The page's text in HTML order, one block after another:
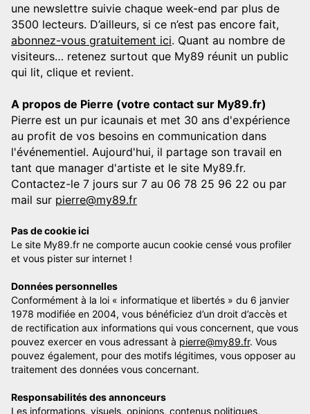
une newslettre suivie chaque week-end par plus de
3500 lecteurs. D’ailleurs, si ce n’est pas encore fait,
abonnez-vous gratuitement ici. Quant au nombre de
visiteurs… retenez surtout que My89 réunit un public
qui lit, clique et revient.
A propos de Pierre (votre contact sur My89.fr)
Pierre est un pur icaunais et met 30 ans d'expérience
au profit de vos besoins en communication dans
l'événementiel. Aujourd'hui, il partage son travail en
tant que manager d'artiste et le site My89.fr.
Contactez-le 7 jours sur 7 au 06 78 25 96 22 ou par
mail sur pierre@my89.fr
Pas de cookie ici
Le site My89.fr ne comporte aucun cookie censé vous profiler
et vous pister sur internet !
Données personnelles
Conformément à la loi « informatique et libertés » du 6 janvier
1978 modifiée en 2004, vous bénéficiez d’un droit d’accès et
de rectification aux informations qui vous concernent, que vous
pouvez exercer en vous adressant à pierre@my89.fr. Vous
pouvez également, pour des motifs légitimes, vous opposer au
traitement des données vous concernant.
Responsabilités des annonceurs
Les informations, visuels, opinions, contenus politiques,